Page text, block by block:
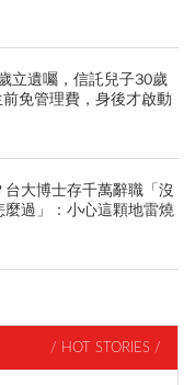
立遺囑，信託兒子30歲
免管理費，身後才啟動
大博士存千萬辭職「沒
過」：小心這顆地雷燒
/ HOT STORIES /